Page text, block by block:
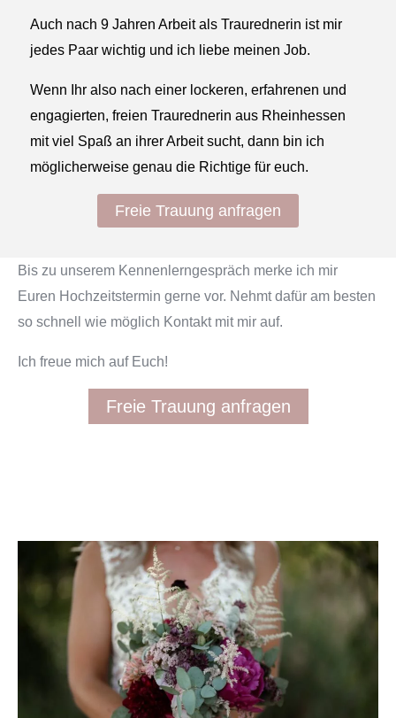
Auch nach 9 Jahren Arbeit als Traurednerin ist mir
jedes Paar wichtig und ich liebe meinen Job.
Wenn Ihr also nach einer lockeren, erfahrenen und
engagierten, freien Traurednerin aus Rheinhessen
mit viel Spaß an ihrer Arbeit sucht, dann bin ich
möglicherweise genau die Richtige für euch.
Freie Trauung anfragen
Bis zu unserem Kennenlerngespräch merke ich mir
Euren Hochzeitstermin gerne vor. Nehmt dafür am besten
so schnell wie möglich Kontakt mit mir auf.
Ich freue mich auf Euch!
Freie Trauung anfragen